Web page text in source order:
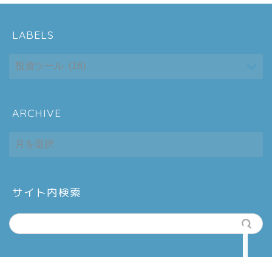
LABELS
ARCHIVE
ARCHIVE
サイト内検索